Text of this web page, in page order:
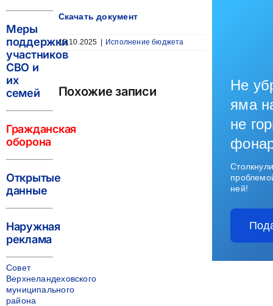
Скачать документ
15.10.2025 Исполнение бюджета
Похожие записи
Меры
поддержки
участников
СВО и
их
семей
Гражданская
оборона
Открытые
данные
Наружная
реклама
Совет
Верхнеландеховского
муниципального
района
Не
яма
не
ней!